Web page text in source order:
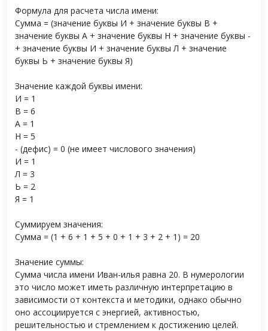
Формула для расчета числа имени:
Сумма = (значение буквы И + значение буквы В +
значение буквы А + значение буквы Н + значение буквы -
+ значение буквы И + значение буквы Л + значение
буквы Ь + значение буквы Я)
Значение каждой буквы имени:
И = 1
В = 6
А = 1
Н = 5
- (дефис) = 0 (не имеет числового значения)
И = 1
Л = 3
Ь = 2
Я = 1
Суммируем значения:
Сумма = (1 + 6 + 1 + 5 + 0 + 1 + 3 + 2 + 1) = 20
Значение суммы:
Сумма числа имени Иван-илья равна 20. В нумерологии
это число может иметь различную интерпретацию в
зависимости от контекста и методики, однако обычно
оно ассоциируется с энергией, активностью,
решительностью и стремлением к достижению целей.